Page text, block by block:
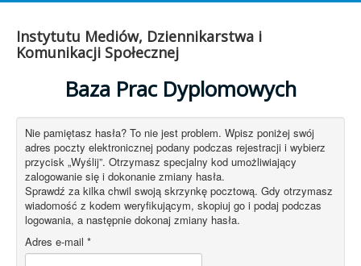
Instytutu Mediów, Dziennikarstwa i
Komunikacji Społecznej
Baza Prac Dyplomowych
Nie pamiętasz hasła? To nie jest problem. Wpisz poniżej swój
adres poczty elektronicznej podany podczas rejestracji i wybierz
przycisk „Wyślij”. Otrzymasz specjalny kod umożliwiający
zalogowanie się i dokonanie zmiany hasła.
Sprawdź za kilka chwil swoją skrzynkę pocztową. Gdy otrzymasz
wiadomość z kodem weryfikującym, skopiuj go i podaj podczas
logowania, a następnie dokonaj zmiany hasła.
Adres e-mail *